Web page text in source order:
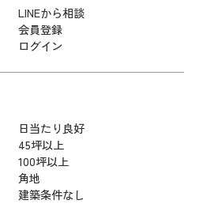
LINEから相談
会員登録
ログイン
日当たり良好
45坪以上
100坪以上
角地
建築条件なし